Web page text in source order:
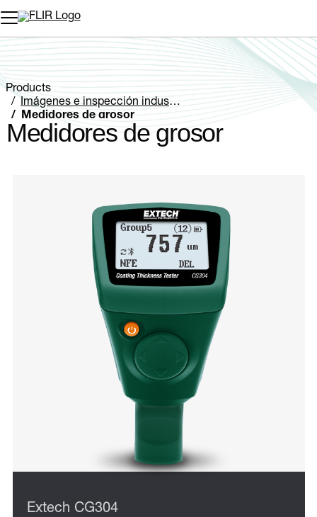
Products
Imágenes e inspección industriales
Medidores de grosor
Medidores de grosor
Extech CG304